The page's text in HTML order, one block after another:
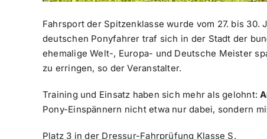
Fahrsport der Spitzenklasse wurde vom 27. bis
deutschen Ponyfahrer traf sich in der Stadt der
ehemalige Welt-, Europa- und Deutsche Meister
zu erringen, so der Veranstalter.
Training und Einsatz haben sich mehr als gelohnt:
Pony-Einspännern nicht etwa nur dabei, sondern
Platz 3 in der Dressur-Fahrprüfung Klasse S,